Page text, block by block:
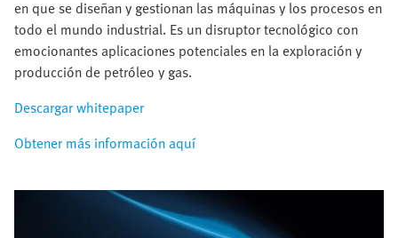
en que se diseñan y gestionan las máquinas y los procesos en
todo el mundo industrial. Es un disruptor tecnológico con
emocionantes aplicaciones potenciales en la exploración y
producción de petróleo y gas.
Descargar whitepaper
Obtener más información aquí